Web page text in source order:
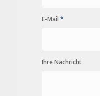
E-Mail *
Ihre Nachricht